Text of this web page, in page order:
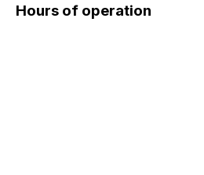
Hours of operation